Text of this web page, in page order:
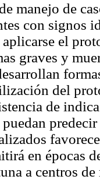
manejo de
con signos
el
graves y
del
de
en épocas
a centros